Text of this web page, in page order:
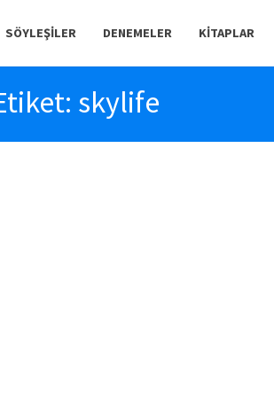
SÖYLEŞILER DENEMELER KITAPLAR
skylife